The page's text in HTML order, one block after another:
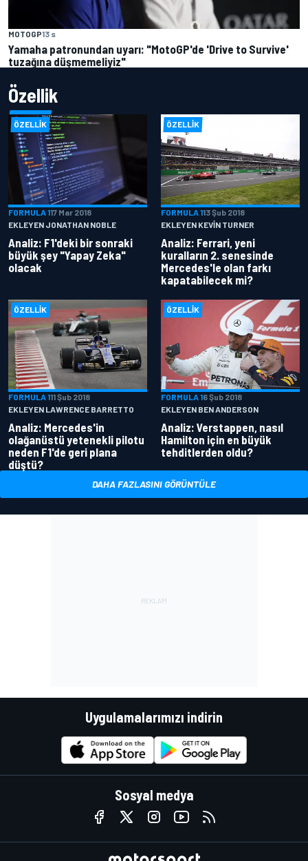
MOTOGP13 s
Yamaha patronundan uyarı: "MotoGP'de 'Drive to Survive'
tuzağına düşmemeliyiz"
Özellik
ÖZELLIK
FORMULA 117 Mar 2018
EKLEYEN JONATHAN NOBLE
Analiz: F1'deki bir sonraki
büyük şey "Yapay Zeka"
olacak
ÖZELLIK
FORMULA 113 Şub 2018
EKLEYEN KEVIN TURNER
Analiz: Ferrari, yeni
kuralların 2. senesinde
Mercedes'le olan farkı
kapatabilecek mi?
ÖZELLIK
FORMULA 111 Şub 2018
EKLEYEN LAWRENCE BARRETTO
Analiz: Mercedes'in
olağanüstü yetenekli pilotu
neden F1'de geri plana
düştü?
ÖZELLIK
FORMULA 16 Şub 2018
EKLEYEN BEN ANDERSON
Analiz: Verstappen, nasıl
Hamilton için en büyük
tehditlerden oldu?
DAHA FAZLASINI GÖRÜNTÜLE
Uygulamalarımızı indirin
Sosyal medya